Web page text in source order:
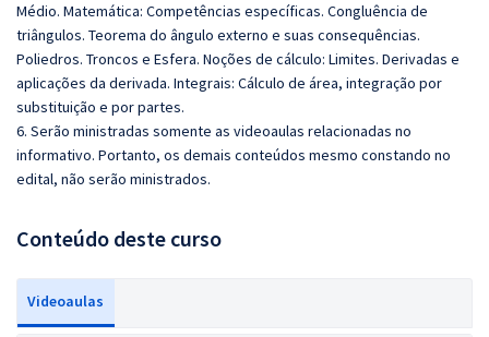
Médio. Matemática: Competências específicas. Congluência de
triângulos. Teorema do ângulo externo e suas consequências.
Poliedros. Troncos e Esfera. Noções de cálculo: Limites. Derivadas e
aplicações da derivada. Integrais: Cálculo de área, integração por
substituição e por partes.
6. Serão ministradas somente as videoaulas relacionadas no
informativo. Portanto, os demais conteúdos mesmo constando no
edital, não serão ministrados.
Conteúdo deste curso
Videoaulas